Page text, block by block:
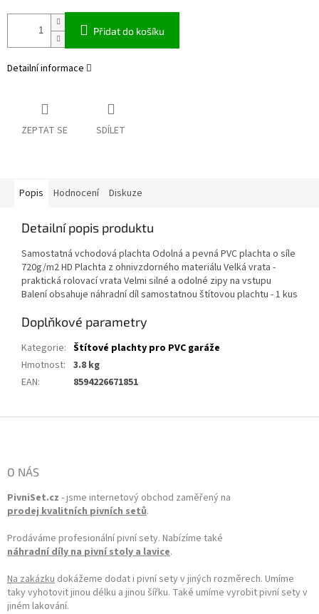
Přidat do košíku
Detailní informace
ZEPTAT SE SDÍLET
Popis Hodnocení Diskuze
Detailní popis produktu
Samostatná vchodová plachta Odolná a pevná PVC plachta o síle
720g/m2 HD Plachta z ohnivzdorného materiálu Velká vrata -
praktická rolovací vrata Velmi silné a odolné zipy na vstupu
Balení obsahuje náhradní díl samostatnou štítovou plachtu - 1 kus
Doplňkové parametry
Kategorie: Štítové plachty pro PVC garáže
Hmotnost: 3.8 kg
EAN: 8594226671851
O NÁS
PivniSet.cz - jsme internetový obchod zaměřený na
prodej kvalitních pivních setů.
Prodáváme profesionální pivní sety. Nabízíme také
náhradní díly na pivní stoly a lavice.
Na zakázku dokážeme dodat i pivní sety v jiných rozměrech. Umíme
taky vyhotovit jinou délku a jinou šířku. Také umíme vyrobit pivní sety v
jiném lakování.